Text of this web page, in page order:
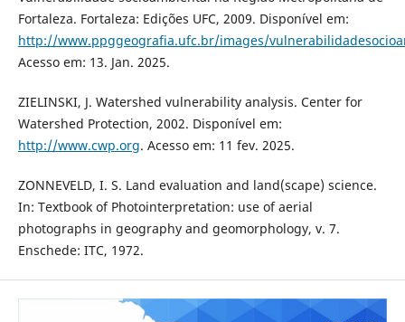
Fortaleza. Fortaleza: Edições UFC, 2009. Disponível em:
http://www.ppggeografia.ufc.br/images/
Acesso em: 13. Jan. 2025.
ZIELINSKI, J. Watershed vulnerability analysis. Center for
Watershed Protection, 2002. Disponível em:
http://www.cwp.org. Acesso em: 11 fev. 2025.
ZONNEVELD, I. S. Land evaluation and land(scape) science.
In: Textbook of Photointerpretation: use of aerial
photographs in geography and geomorphology, v. 7.
Enschede: ITC, 1972.